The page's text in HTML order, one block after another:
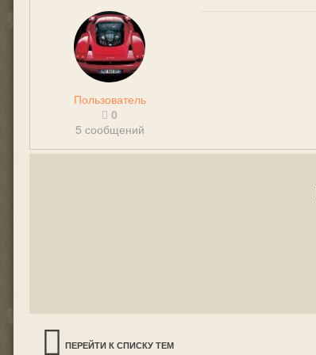
Пользователь
0
5 сообщений
ПЕРЕЙТИ К СПИСКУ ТЕМ